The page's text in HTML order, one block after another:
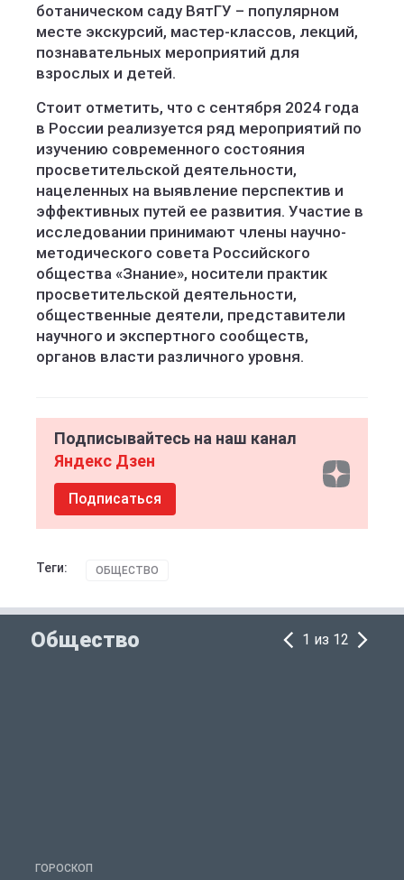
ботаническом саду ВятГУ – популярном
месте экскурсий, мастер-классов, лекций,
познавательных мероприятий для
взрослых и детей.
Стоит отметить, что с сентября 2024 года
в России реализуется ряд мероприятий по
изучению современного состояния
просветительской деятельности,
нацеленных на выявление перспектив и
эффективных путей ее развития. Участие в
исследовании принимают члены научно-
методического совета Российского
общества «Знание», носители практик
просветительской деятельности,
общественные деятели, представители
научного и экспертного сообществ,
органов власти различного уровня.
Подписывайтесь на наш канал
Яндекс Дзен
Подписаться
Теги: ОБЩЕСТВО
Общество 1 из 12
ГОРОСКОП